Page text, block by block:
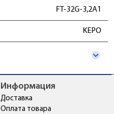
FT-32G-3,2A1
KEPO
Информация
Доставка
Оплата товара